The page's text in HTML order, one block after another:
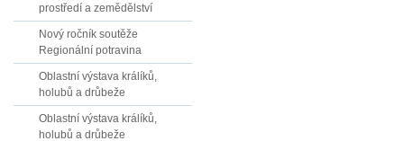
prostředí a zemědělství
Nový ročník soutěže
Regionální potravina
Oblastní výstava králíků,
holubů a drůbeže
Oblastní výstava králíků,
holubů a drůbeže